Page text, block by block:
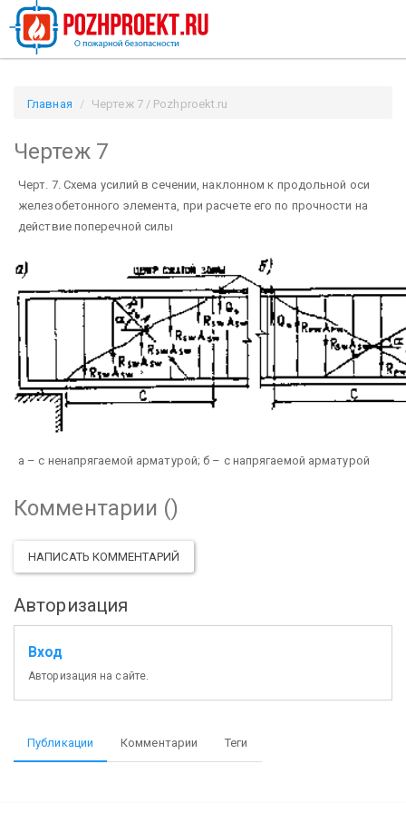
Главная Чертеж 7 / Pozhproekt.ru
Чертеж 7
Черт. 7. Схема усилий в сечении, наклонном к продольной оси
железобетонного элемента, при расчете его по прочности на
действие поперечной силы
a – с ненапрягаемой арматурой; б – с напрягаемой арматурой
Комментарии ()
НАПИСАТЬ КОММЕНТАРИЙ
Авторизация
Вход
Авторизация на сайте.
Публикации Комментарии Теги